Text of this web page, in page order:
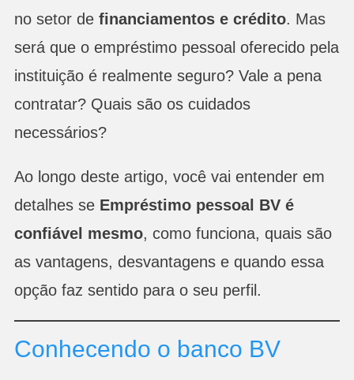
no setor de financiamentos e crédito. Mas
será que o empréstimo pessoal oferecido pela
instituição é realmente seguro? Vale a pena
contratar? Quais são os cuidados
necessários?
Ao longo deste artigo, você vai entender em
detalhes se Empréstimo pessoal BV é
confiável mesmo, como funciona, quais são
as vantagens, desvantagens e quando essa
opção faz sentido para o seu perfil.
Conhecendo o banco BV